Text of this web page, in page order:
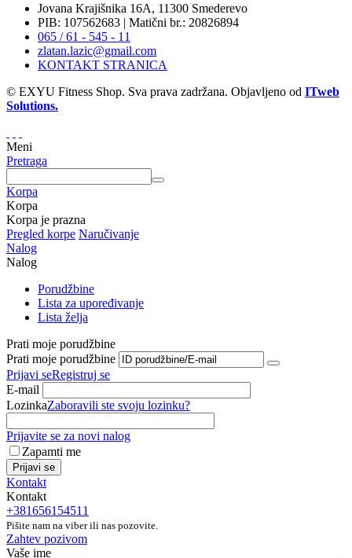
Jovana Krajišnika 16A, 11300 Smederevo
PIB: 107562683 | Matični br.: 20826894
065 / 61 - 545 - 11
zlatan.lazic@gmail.com
KONTAKT STRANICA
© EXYU Fitness Shop. Sva prava zadržana. Objavljeno od ITweb
Solutions.
Meni
Pretraga
Korpa
Korpa
Korpa je prazna
Pregled korpe Naručivanje
Nalog
Nalog
Porudžbine
Lista za upoređivanje
Lista želja
Prati moje porudžbine
Prati moje porudžbine
Prijavi seRegistruj se
E-mail
LozinkaZaboravili ste svoju lozinku?
Prijavite se za novi nalog
Zapamti me
Prijavi se
Kontakt
Kontakt
+381656154511
Pišite nam na viber ili nas pozovite.
Zahtev pozivom
Vaše ime